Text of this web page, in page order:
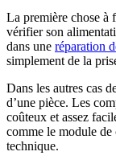
La première chose à
vérifier son
dans une réparation
simplement de la
Dans les autres cas
d’une pièce. Les
coûteux et assez
comme le module de
technique.